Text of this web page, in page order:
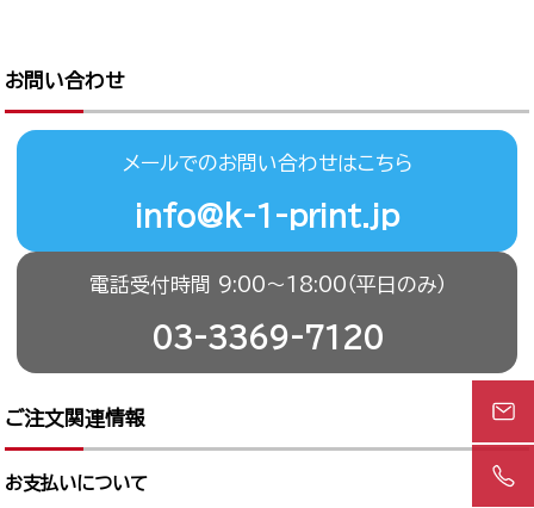
お問い合わせ
メールでのお問い合わせはこちら
info@k-1-print.jp
電話受付時間 9:00〜18:00（平日のみ）
03-3369-7120
ご注文関連情報
お支払いについて